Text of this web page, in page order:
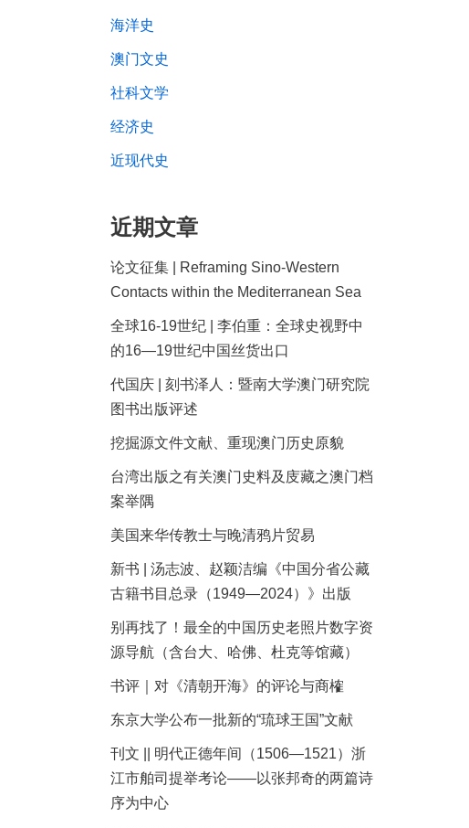
海洋史
澳门文史
社科文学
经济史
近现代史
近期文章
论文征集 | Reframing Sino-Western
Contacts within the Mediterranean Sea
全球16-19世纪 | 李伯重：全球史视野中
的16—19世纪中国丝货出口
代国庆 | 刻书泽人：暨南大学澳门研究院
图书出版评述
挖掘源文件文献、重现澳门历史原貌
台湾出版之有关澳门史料及庋藏之澳门档
案举隅
美国来华传教士与晚清鸦片贸易
新书 | 汤志波、赵颖洁编《中国分省公藏
古籍书目总录（1949—2024）》出版
别再找了！最全的中国历史老照片数字资
源导航（含台大、哈佛、杜克等馆藏）
书评｜对《清朝开海》的评论与商榷
东京大学公布一批新的“琉球王国”文献
刊文 || 明代正德年间（1506—1521）浙
江市舶司提举考论——以张邦奇的两篇诗
序为中心